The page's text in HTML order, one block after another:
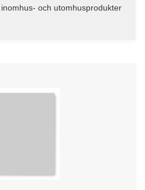
och utomhusprodukter